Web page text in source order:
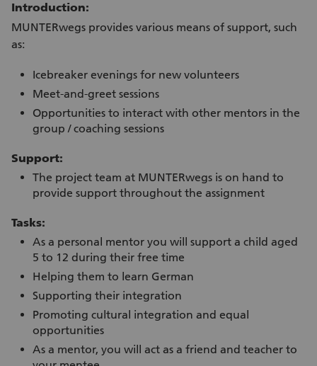
Introduction:
MUNTERwegs provides various means of support, such
as:
Icebreaker evenings for new volunteers
Meet-and-greet sessions
Opportunities to interact with other mentors in the
group / coaching sessions
Support:
The project team at MUNTERwegs is on hand to
provide support throughout the assignment
Tasks:
As a personal mentor you will support a child aged
5 to 12 during their free time
Helping them to learn German
Supporting their integration
Promoting cultural integration and equal
opportunities
As a mentor, you will act as a friend and teacher to